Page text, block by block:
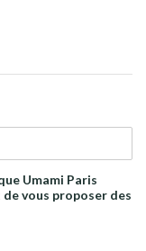
Umami Paris
vous proposer des